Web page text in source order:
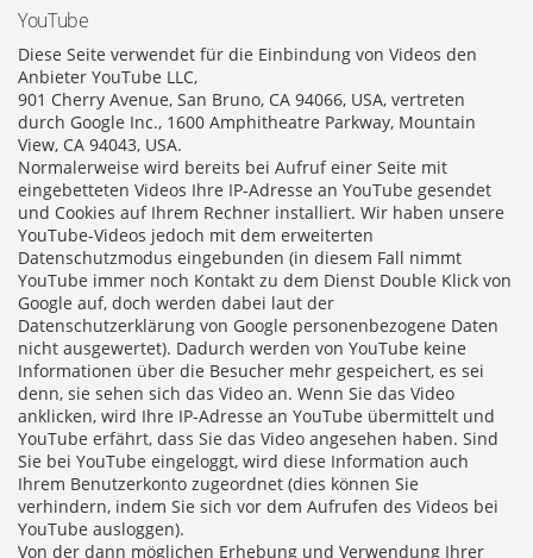
YouTube
Diese Seite verwendet für die Einbindung von Videos den
Anbieter YouTube LLC,
901 Cherry Avenue, San Bruno, CA 94066, USA, vertreten
durch Google Inc., 1600 Amphitheatre Parkway, Mountain
View, CA 94043, USA.
Normalerweise wird bereits bei Aufruf einer Seite mit
eingebetteten Videos Ihre IP-Adresse an YouTube gesendet
und Cookies auf Ihrem Rechner installiert. Wir haben unsere
YouTube-Videos jedoch mit dem erweiterten
Datenschutzmodus eingebunden (in diesem Fall nimmt
YouTube immer noch Kontakt zu dem Dienst Double Klick von
Google auf, doch werden dabei laut der
Datenschutzerklärung von Google personenbezogene Daten
nicht ausgewertet). Dadurch werden von YouTube keine
Informationen über die Besucher mehr gespeichert, es sei
denn, sie sehen sich das Video an. Wenn Sie das Video
anklicken, wird Ihre IP-Adresse an YouTube übermittelt und
YouTube erfährt, dass Sie das Video angesehen haben. Sind
Sie bei YouTube eingeloggt, wird diese Information auch
Ihrem Benutzerkonto zugeordnet (dies können Sie
verhindern, indem Sie sich vor dem Aufrufen des Videos bei
YouTube ausloggen).
Von der dann möglichen Erhebung und Verwendung Ihrer